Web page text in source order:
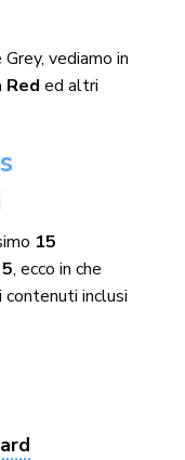
vediamo in
Reded altri
15
, ecco in che
contenuti inclusi